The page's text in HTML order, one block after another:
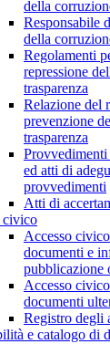
della
Responsabile
della
Regolamenti
repressione
trasparenza
Relazione del
prevenzione
trasparenza
ed atti di
provvedimenti
Atti di
civico
Accesso
documenti e
pubblicazione
Accesso
documenti
Registro degli
e catalogo di